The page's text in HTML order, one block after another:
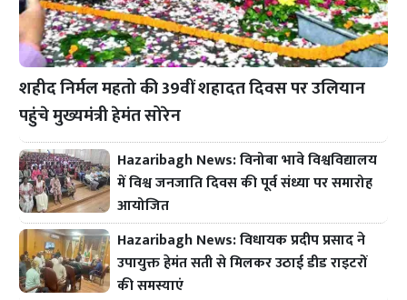
शहीद निर्मल महतो की 39वीं शहादत दिवस पर उलियान
पहुंचे मुख्यमंत्री हेमंत सोरेन
Hazaribagh News: विनोबा भावे विश्वविद्यालय
में विश्व जनजाति दिवस की पूर्व संध्या पर समारोह
आयोजित
Hazaribagh News: विधायक प्रदीप प्रसाद ने
उपायुक्त हेमंत सती से मिलकर उठाई डीड राइटरों
की समस्याएं